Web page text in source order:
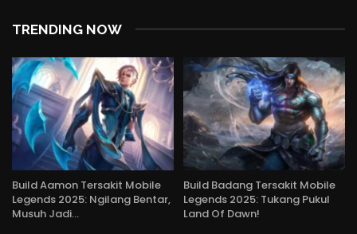
TRENDING NOW
Build Aamon Tersakit Mobile
Legends 2025: Ngilang Bentar,
Musuh Jadi…
Build Badang Tersakit Mobile
Legends 2025: Tukang Pukul
Land Of Dawn!